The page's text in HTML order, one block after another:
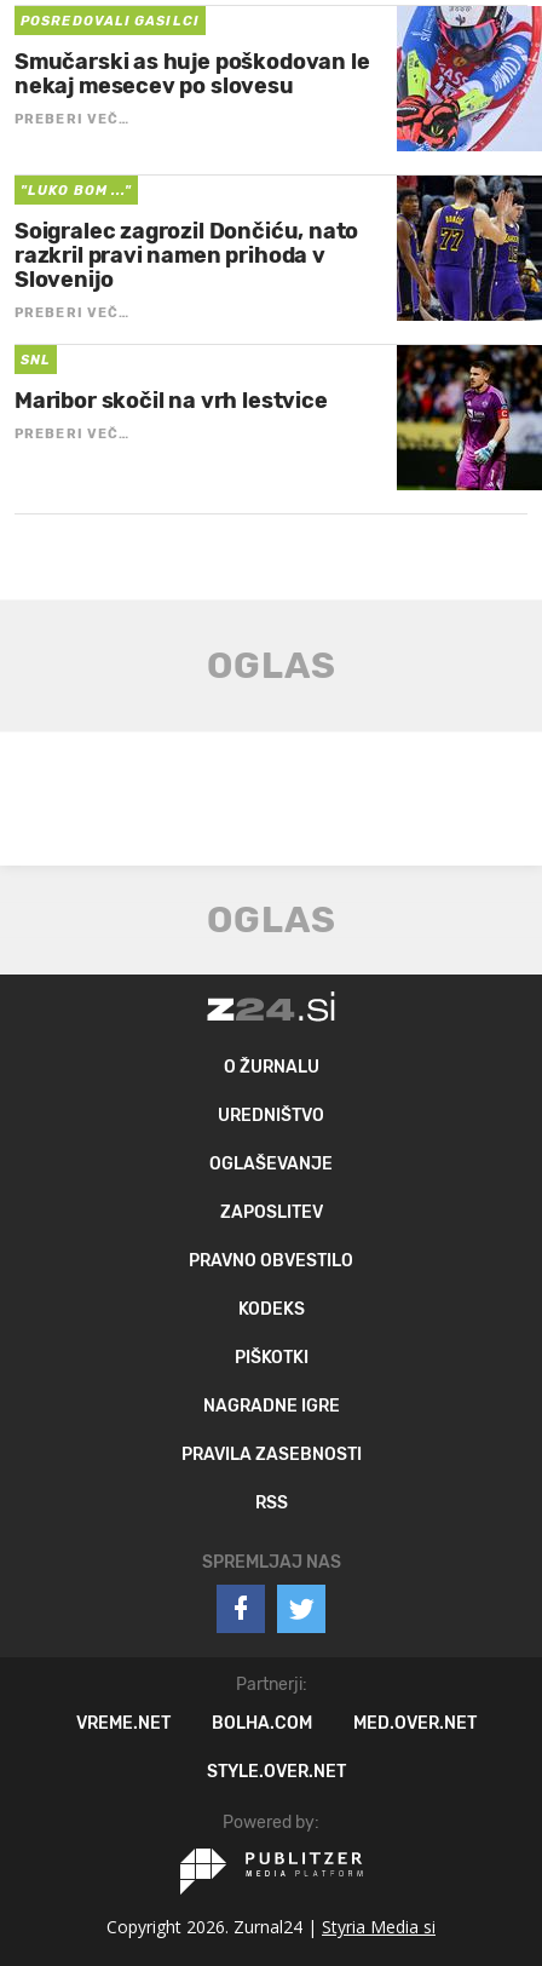
POSREDOVALI GASILCI
Smučarski as huje poškodovan le
nekaj mesecev po slovesu
PREBERI VEČ…
"LUKO BOM ..."
Soigralec zagrozil Dončiću, nato
razkril pravi namen prihoda v
Slovenijo
PREBERI VEČ…
SNL
Maribor skočil na vrh lestvice
PREBERI VEČ…
O ŽURNALU
UREDNIŠTVO
OGLAŠEVANJE
ZAPOSLITEV
PRAVNO OBVESTILO
KODEKS
PIŠKOTKI
NAGRADNE IGRE
PRAVILA ZASEBNOSTI
RSS
SPREMLJAJ NAS
Partnerji:
VREME.NET
BOLHA.COM MED.OVER.NET
STYLE.OVER.NET
Powered by:
Copyright 2026. Zurnal24 | Styria Media si